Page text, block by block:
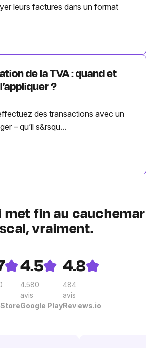
leurs factures dans un format
de la TVA : quand et
?
des transactions avec un
– qu’il s&rsqu...
met fin au cauchemar
vraiment.
4.5
4.580
avis
Google Play
4.8
484
avis
Reviews.io